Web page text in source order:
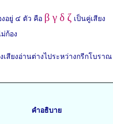
อยู่ ๔ ตัว คือ β γ δ ζ เป็นคู่เสียง
ก้อง
สียงอ่านต่างไประหว่างกรีกโบราณ
คำอธิบาย